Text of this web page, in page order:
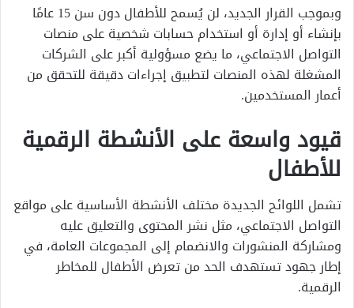
وبموجب القرار الجديد، لن يُسمح للأطفال دون سن 15 عامًا
بإنشاء أو إدارة أو استخدام حسابات شخصية على منصات
التواصل الاجتماعي، ما يضع مسؤولية أكبر على الشركات
المشغلة لهذه المنصات لتطبيق إجراءات دقيقة للتحقق من
أعمار المستخدمين.
قيود واسعة على الأنشطة الرقمية
للأطفال
تشمل اللوائح الجديدة مختلف الأنشطة الأساسية على مواقع
التواصل الاجتماعي، مثل نشر المحتوى والتعليق عليه
ومشاركة المنشورات والانضمام إلى المجموعات العامة، في
إطار جهود تستهدف الحد من تعرض الأطفال للمخاطر
الرقمية.